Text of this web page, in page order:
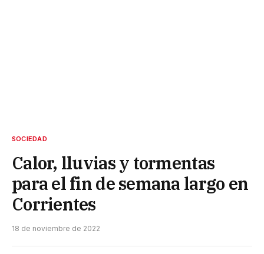
SOCIEDAD
Calor, lluvias y tormentas
para el fin de semana largo en
Corrientes
18 de noviembre de 2022